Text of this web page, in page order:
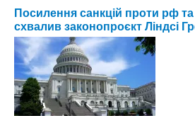
Посилення санкцій проти рф
схвалив законопроєкт Ліндсі